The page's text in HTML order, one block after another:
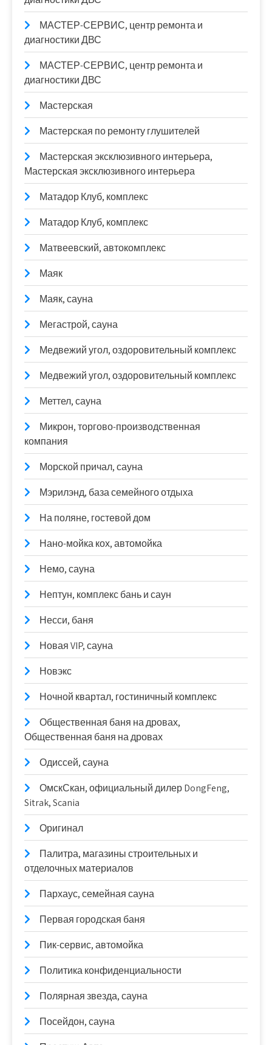
МАСТЕР-СЕРВИС, центр ремонта и
диагностики ДВС
МАСТЕР-СЕРВИС, центр ремонта и
диагностики ДВС
Мастерская
Мастерская по ремонту глушителей
Мастерская эксклюзивного интерьера,
Мастерская эксклюзивного интерьера
Матадор Клуб, комплекс
Матадор Клуб, комплекс
Матвеевский, автокомплекс
Маяк
Маяк, сауна
Мегастрой, сауна
Медвежий угол, оздоровительный комплекс
Медвежий угол, оздоровительный комплекс
Меттел, сауна
Микрон, торгово-производственная
компания
Морской причал, сауна
Мэрилэнд, база семейного отдыха
На поляне, гостевой дом
Нано-мойка кох, автомойка
Немо, сауна
Нептун, комплекс бань и саун
Несси, баня
Новая VIP, сауна
Новэкс
Ночной квартал, гостиничный комплекс
Общественная баня на дровах,
Общественная баня на дровах
Одиссей, сауна
ОмскСкан, официальный дилер DongFeng,
Sitrak, Scania
Оригинал
Палитра, магазины строительных и
отделочных материалов
Пархаус, семейная сауна
Первая городская баня
Пик-сервис, автомойка
Политика конфиденциальности
Полярная звезда, сауна
Посейдон, сауна